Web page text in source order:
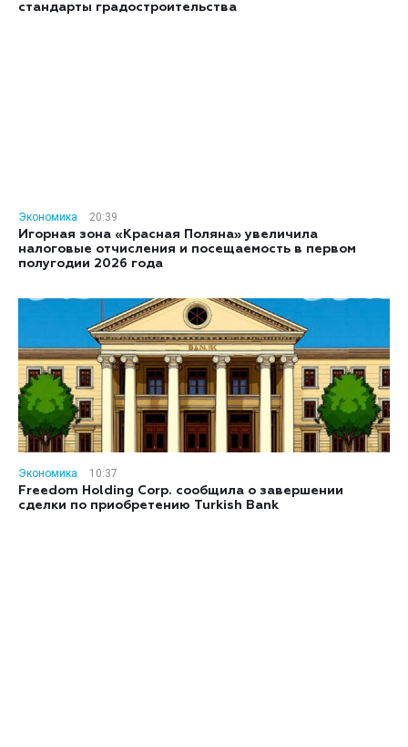
стандарты градостроительства
Экономика
20:39
Игорная зона «Красная Поляна» увеличила
налоговые отчисления и посещаемость в первом
полугодии 2026 года
Экономика
10:37
Freedom Holding Corp. сообщила о завершении
сделки по приобретению Turkish Bank